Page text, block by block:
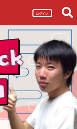
ログイン